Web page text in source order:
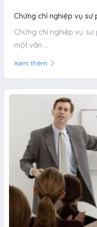
Chứng chỉ nghiệp vụ sư
Chứng chỉ nghiệp vụ
một văn ...
Xem thêm